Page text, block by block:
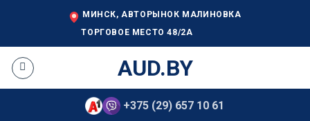
МИНСК, АВТОРЫНОК МАЛИНОВКА
ТОРГОВОЕ МЕСТО 48/2А
AUD.BY
+375 (29) 657 10 61